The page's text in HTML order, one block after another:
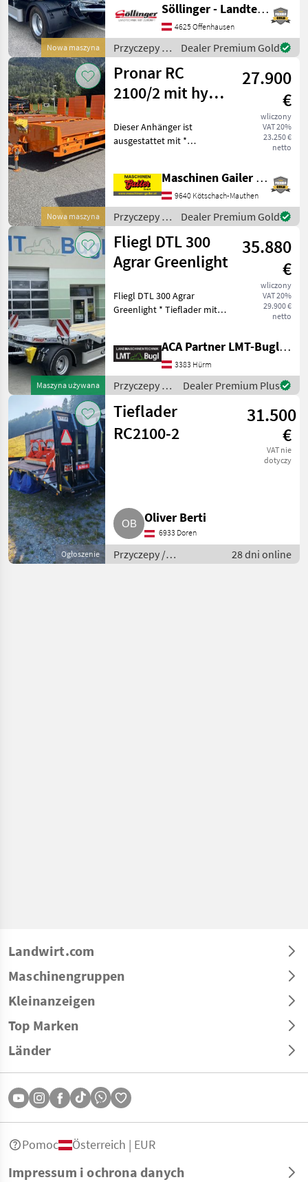
Nowa maszyna
18400 / 24400 kg
Aggregatlast zul. / techn.:
24000 / 30000 kg Leerge
Söllinger - Landtechnik GmbH
4625 Offenhausen
Przyczepy /
Fliegl
Dealer Premium Gold
Nowa maszyna
Pronar RC
2100/2 mit hydr.
Ausführung
27.900
€
wliczony
VAT 20%
23.250 €
netto
Dieser Anhänger ist
ausgestattet mit *
Zugkupplung K80 * 2-Leiter
Druckluftbremsanlage mit
ALB, Trommelbremse
300x135 *
Maschinen Gailer GmbH
9640 Kötschach-Mauthen
Przyczepy /
Pronar
Dealer Premium Gold
Maszyna używana
Fliegl DTL 300
Agrar Greenlight
35.880
€
wliczony
VAT 20%
29.900 €
netto
Fliegl DTL 300 Agrar
Greenlight * Tieflader mit
verzinkter Ausführung * 3-
Achs Parabelfederung *
Druckluftbremsa
ACA Partner LMT-Bugl GmbH
3383 Hürm
Przyczepy /
Fliegl
Dealer Premium Plus
Ogłoszenie
Tieflader
RC2100-2
31.500
€
VAT nie
dotyczy
Oliver Berti
6933 Doren
Przyczepy /
Niskopodwoziowe
28 dni online
Landwirt.com
Maschinengruppen
Kleinanzeigen
Top Marken
Länder
Impressum i ochrona danych
Pomoc Österreich | EUR